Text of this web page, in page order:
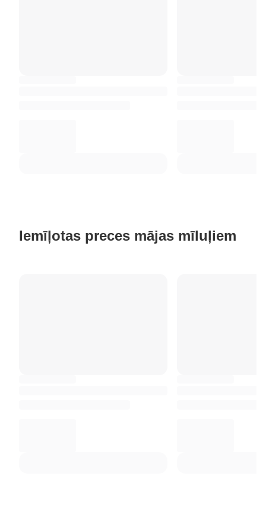
Iemīļotas preces mājas mīluļiem